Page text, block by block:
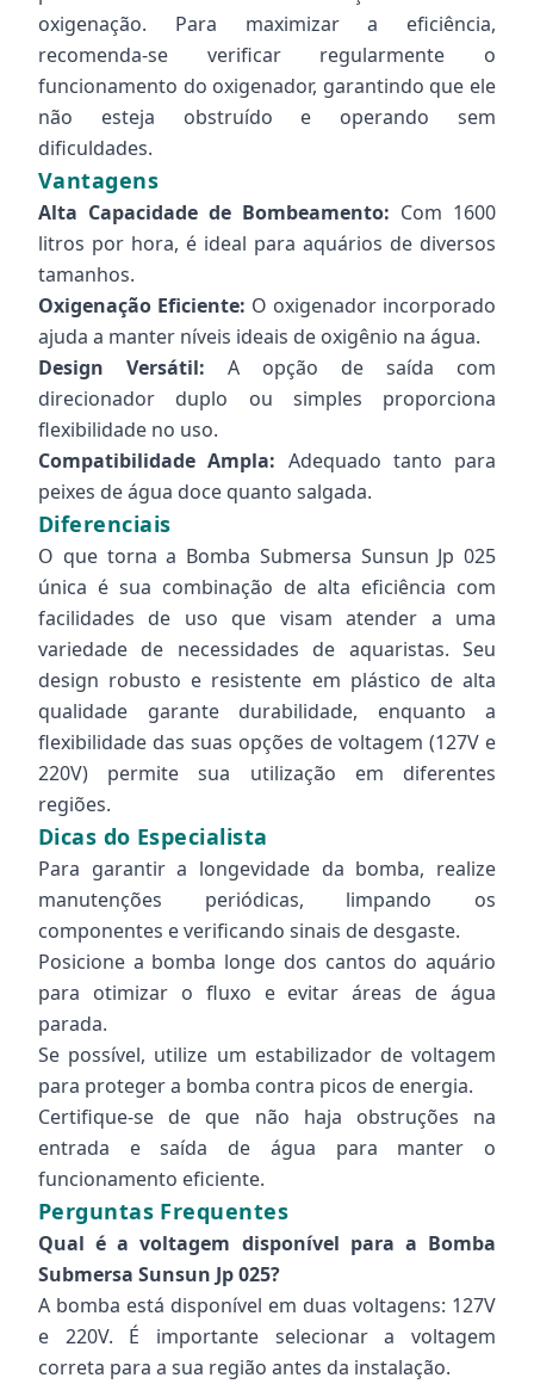
oxigenação. Para maximizar a eficiência,
recomenda-se verificar regularmente o
funcionamento do oxigenador, garantindo que ele
não esteja obstruído e operando sem
dificuldades.
Vantagens
Alta Capacidade de Bombeamento: Com 1600
litros por hora, é ideal para aquários de diversos
tamanhos.
Oxigenação Eficiente: O oxigenador incorporado
ajuda a manter níveis ideais de oxigênio na água.
Design Versátil: A opção de saída com
direcionador duplo ou simples proporciona
flexibilidade no uso.
Compatibilidade Ampla: Adequado tanto para
peixes de água doce quanto salgada.
Diferenciais
O que torna a Bomba Submersa Sunsun Jp 025
única é sua combinação de alta eficiência com
facilidades de uso que visam atender a uma
variedade de necessidades de aquaristas. Seu
design robusto e resistente em plástico de alta
qualidade garante durabilidade, enquanto a
flexibilidade das suas opções de voltagem (127V e
220V) permite sua utilização em diferentes
regiões.
Dicas do Especialista
Para garantir a longevidade da bomba, realize
manutenções periódicas, limpando os
componentes e verificando sinais de desgaste.
Posicione a bomba longe dos cantos do aquário
para otimizar o fluxo e evitar áreas de água
parada.
Se possível, utilize um estabilizador de voltagem
para proteger a bomba contra picos de energia.
Certifique-se de que não haja obstruções na
entrada e saída de água para manter o
funcionamento eficiente.
Perguntas Frequentes
Qual é a voltagem disponível para a Bomba
Submersa Sunsun Jp 025?
A bomba está disponível em duas voltagens: 127V
e 220V. É importante selecionar a voltagem
correta para a sua região antes da instalação.